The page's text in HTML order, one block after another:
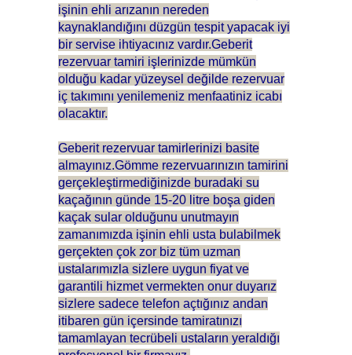
işinin ehli arızanın nereden
kaynaklandığını düzgün tespit yapacak iyi
bir servise ihtiyacınız vardır.Geberit
rezervuar tamiri işlerinizde mümkün
olduğu kadar yüzeysel değilde rezervuar
iç takımını yenilemeniz menfaatiniz icabı
olacaktır.
Geberit rezervuar tamirlerinizi basite
almayınız.Gömme rezervuarınızın tamirini
gerçekleştirmediğinizde buradaki su
kaçağının günde 15-20 litre boşa giden
kaçak sular olduğunu unutmayın
zamanımızda işinin ehli usta bulabilmek
gerçekten çok zor biz tüm uzman
ustalarımızla sizlere uygun fiyat ve
garantili hizmet vermekten onur duyarız
sizlere sadece telefon açtığınız andan
itibaren gün içersinde tamiratınızı
tamamlayan tecrübeli ustaların yeraldığı